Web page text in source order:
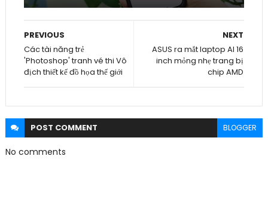
NEXT
ASUS ra mắt laptop AI 16
inch mỏng nhẹ trang bị
chip AMD
PREVIOUS
Các tài năng trẻ
'Photoshop' tranh vé thi Vô
địch thiết kế đồ họa thế giới
POST COMMENT BLOGGER
No comments